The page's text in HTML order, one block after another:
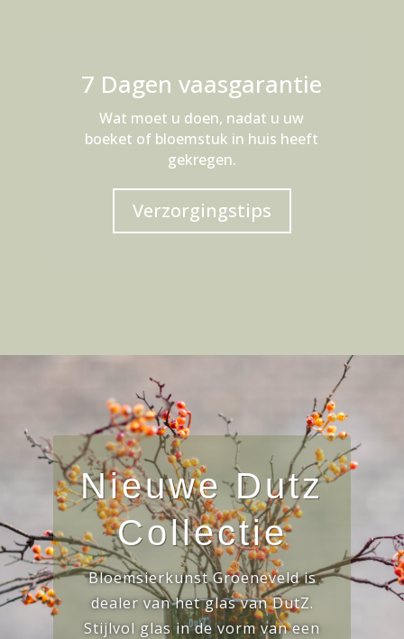
7 Dagen vaasgarantie
Wat moet u doen, nadat u uw
boeket of bloemstuk in huis heeft
gekregen.
Verzorgingstips
Nieuwe Dutz
Collectie
Bloemsierkunst Groeneveld is
dealer van het glas van DutZ.
Stijlvol glas in de vorm van een